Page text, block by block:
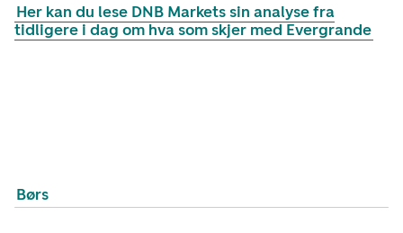
Her kan du lese DNB Markets sin analyse fra
tidligere i dag om hva som skjer med Evergrande
Børs